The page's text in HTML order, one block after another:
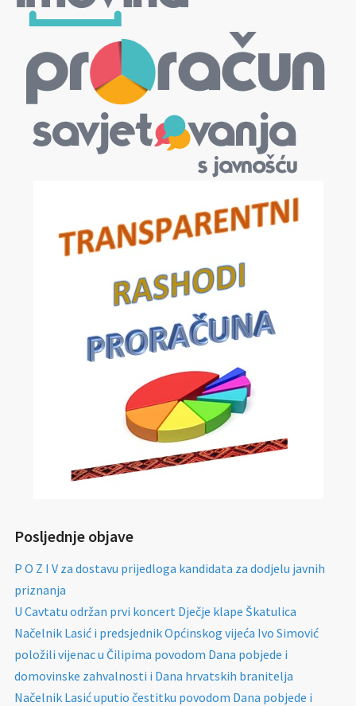
Posljednje objave
P O Z I V za dostavu prijedloga kandidata za dodjelu javnih
priznanja
U Cavtatu održan prvi koncert Dječje klape Škatulica
Načelnik Lasić i predsjednik Općinskog vijeća Ivo Simović
položili vijenac u Čilipima povodom Dana pobjede i
domovinske zahvalnosti i Dana hrvatskih branitelja
Načelnik Lasić uputio čestitku povodom Dana pobjede i